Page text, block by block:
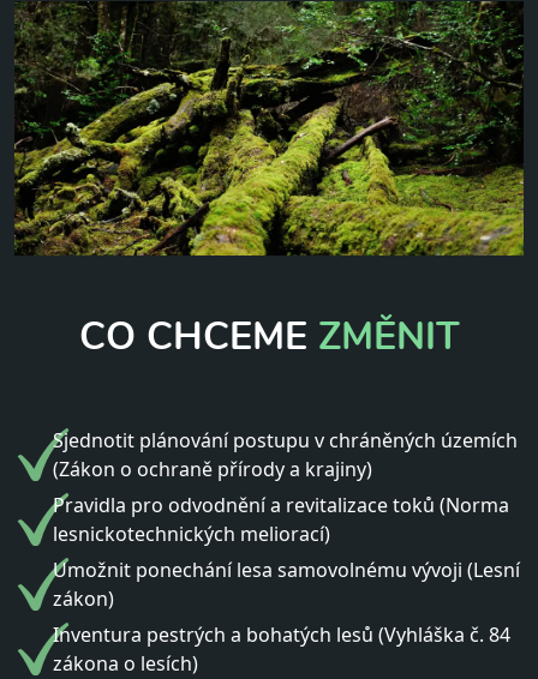
CO CHCEME ZMĚNIT
Sjednotit plánování postupu v chráněných územích
(Zákon o ochraně přírody a krajiny)
Pravidla pro odvodnění a revitalizace toků (Norma
lesnickotechnických meliorací)
Umožnit ponechání lesa samovolnému vývoji (Lesní
zákon)
Inventura pestrých a bohatých lesů (Vyhláška č. 84
zákona o lesích)